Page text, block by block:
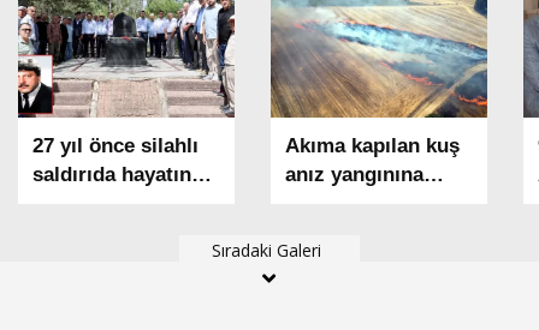
Sıradaki Galeri
27 yıl önce silahlı
saldırıda hayatın
Akıma kapılan kuş
anız yangınına
gördü